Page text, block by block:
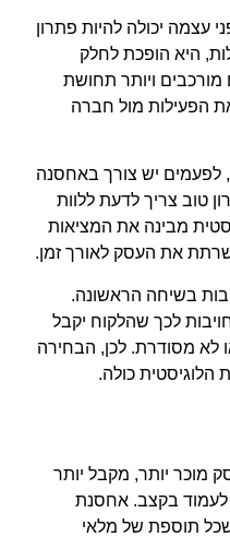
יכולה להיות פתרון
היא הופכת לחלק
ויותר תחושת
הפעילות מול חברה
לפעמים יש צורך באחסנה
טוב צריך לדעת ללוות
מבינה את המציאות
את העסק לאורך זמן.
בשיחה הראשונה.
לכך שהלקוח יקבל
לא מסודרת. לכן, הבחירה
הלוגיסטית כולה.
מוכר יותר, מקבל יותר
לעמוד בקצב. אחסנת
תוספת של מלאי